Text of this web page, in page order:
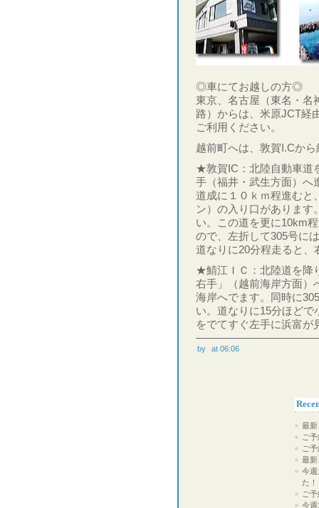
◎車にてお越しの方◎
東京、名古屋（東名・
路）からは、米原JCT経
ご利用ください。
越前町へは、敦賀I.Cか
★敦賀IC：北陸自動車道
手（福井・武生方面）へ
道成に１０ｋｍ程進むと
ン）の入り口があります
い。この道を更に10km
ので、左折して305号に
道なりに20分程走ると、
★鯖江ＩＣ：北陸道を降
右手」（越前海岸方面）
海岸へでます。同時に
い。道なりに15分ほど
をでてすぐ左手に浜富が
by at 06:06
最
ご
ご
最
今週
た！
ご
今週